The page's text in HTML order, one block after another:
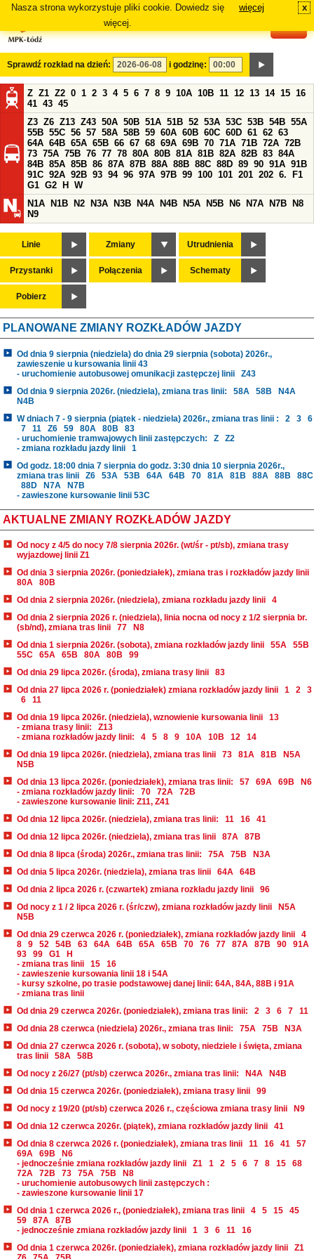
Nasza strona wykorzystuje pliki cookie. Dowiedz się
więcej.
więcej x
Sprawdź rozkład na dzień: i godzinę:
Z Z1 Z2 0 1 2 3 4 5 6 7 8 9 10A 10B 11 12 13 14 15 16
41 43 45
Z3 Z6 Z13 Z43 50A 50B 51A 51B 52 53A 53C 53B 54B 55A
55B 55C 56 57 58A 58B 59 60A 60B 60C 60D 61 62 63
64A 64B 65A 65B 66 67 68 69A 69B 70 71A 71B 72A 72B
73 75A 75B 76 77 78 80A 80B 81A 81B 82A 82B 83 84A
84B 85A 85B 86 87A 87B 88A 88B 88C 88D 89 90 91A 91B
91C 92A 92B 93 94 96 97A 97B 99 100 101 201 202 6.
F1
G1 G2 H
W
N1A
N1B N2 N3A N3B N4A N4B N5A N5B N6 N7A N7B
N8
N9
Linie Zmiany Utrudnienia
Przystanki Połączenia Schematy
Pobierz
PLANOWANE ZMIANY ROZKŁADÓW JAZDY
Od dnia 9 sierpnia (niedziela) do dnia 29 sierpnia (sobota) 2026r.,
zawieszenie u kursowania linii 43
- uruchomienie autobusowej omunikacji zastępczej linii
Z43
Od dnia 9 sierpnia 2026r. (niedziela), zmiana tras linii:
58A 58B
N4A
N4B
W dniach 7 - 9 sierpnia (piątek - niedziela) 2026r., zmiana tras linii :
2 3
6
7
11 Z6 59 80A 80B
83
- uruchomienie tramwajowych linii zastępczych:
Z
Z2
- zmiana rozkładu jazdy linii
1
Od godz. 18:00 dnia 7 sierpnia do godz. 3:30 dnia 10 sierpnia 2026r.,
zmiana tras linii
Z6 53A 53B 64A 64B 70 81A 81B 88A 88B
88C
88D
N7A
N7B
- zawieszone kursowanie linii 53C
AKTUALNE ZMIANY ROZKŁADÓW JAZDY
Od nocy z 4/5 do nocy 7/8 sierpnia 2026r. (wt/śr - pt/sb), zmiana trasy
wyjazdowej linii Z1
Od dnia 3 sierpnia 2026r. (poniedziałek), zmiana tras i rozkładów jazdy linii
80A
80B
Od dnia 2 sierpnia 2026r. (niedziela), zmiana rozkładu jazdy linii
4
Od dnia 2 sierpnia 2026 r. (niedziela), linia nocna od nocy z 1/2 sierpnia br.
(sb/nd), zmiana tras linii
77
N8
Od dnia 1 sierpnia 2026r. (sobota), zmiana rozkładów jazdy linii
55A
55B
55C
65A 65B 80A 80B
99
Od dnia 29 lipca 2026r. (środa), zmiana trasy linii
83
Od dnia 27 lipca 2026 r. (poniedziałek) zmiana rozkładów jazdy linii
1 2
3
6
11
Od dnia 19 lipca 2026r. (niedziela), wznowienie kursowania linii
13
- zmiana trasy linii:
Z13
- zmiana rozkładów jazdy linii:
4 5 8 9 10A 10B 12
14
Od dnia 19 lipca 2026r. (niedziela), zmiana tras linii
73 81A 81B
N5A
N5B
Od dnia 13 lipca 2026r. (poniedziałek), zmiana tras linii:
57 69A 69B
N6
- zmiana rozkładów jazdy linii:
70 72A
72B
- zawieszone kursowanie linii: Z11, Z41
Od dnia 12 lipca 2026r. (niedziela), zmiana tras linii:
11 16
41
Od dnia 12 lipca 2026r. (niedziela), zmiana tras linii
87A
87B
Od dnia 8 lipca (środa) 2026r., zmiana tras linii:
75A 75B
N3A
Od dnia 5 lipca 2026r. (niedziela), zmiana tras linii
64A
64B
Od dnia 2 lipca 2026 r. (czwartek) zmiana rozkładu jazdy linii
96
Od nocy z 1 / 2 lipca 2026 r. (śr/czw), zmiana rozkładów jazdy linii
N5A
N5B
Od dnia 29 czerwca 2026 r. (poniedziałek), zmiana rozkładów jazdy linii
4
8
9 52 54B 63 64A 64B 65A 65B 70 76 77 87A 87B 90
91A
93
99 G1
H
- zmiana tras linii
15
16
- zawieszenie kursowania linii 18 i 54A
- kursy szkolne, po trasie podstawowej danej linii: 64A, 84A, 88B i 91A
- zmiana tras linii
Od dnia 29 czerwca 2026r. (poniedziałek), zmiana tras linii:
2 3 6 7
11
Od dnia 28 czerwca (niedziela) 2026r., zmiana tras linii:
75A 75B
N3A
Od dnia 27 czerwca 2026 r. (sobota), w soboty, niedziele i święta, zmiana
tras linii
58A
58B
Od nocy z 26/27 (pt/sb) czerwca 2026r., zmiana tras linii:
N4A
N4B
Od dnia 15 czerwca 2026r. (poniedziałek), zmiana trasy linii
99
Od nocy z 19/20 (pt/sb) czerwca 2026 r., częściowa zmiana trasy linii
N9
Od dnia 12 czerwca 2026r. (piątek), zmiana rozkładów jazdy linii
41
Od dnia 8 czerwca 2026 r. (poniedziałek), zmiana tras linii
11 16 41
57
69A
69B
N6
- jednocześnie zmiana rozkładów jazdy linii
Z1 1 2 5 6 7 8 15
68
72A
72B 73 75A 75B
N8
- uruchomienie autobusowych linii zastępczych :
- zawieszone kursowanie linii 17
Od dnia 1 czerwca 2026 r., (poniedziałek), zmiana tras linii
4 5 15
45
59
87A
87B
- jednocześnie zmiana rozkładów jazdy linii
1 3 6 11
16
Od dnia 1 czerwca 2026r. (poniedziałek), zmiana rozkładów jazdy linii
Z1